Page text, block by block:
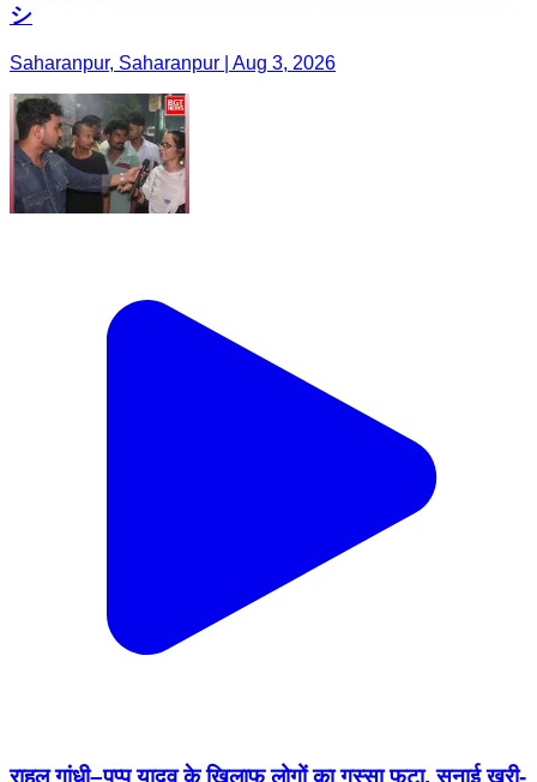
シ
Saharanpur, Saharanpur | Aug 3, 2026
राहुल गांधी–पप्पू यादव के खिलाफ लोगों का गुस्सा फूटा, सुनाई खरी-